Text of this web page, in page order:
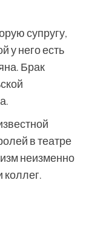
супругу,
у него есть
Брак
в театре
неизменно
коллег.